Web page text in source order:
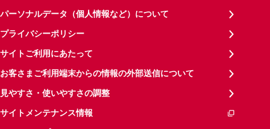
パーソナルデータ（個人情報など）について
プライバシーポリシー
サイトご利用にあたって
お客さまご利用端末からの情報の外部送信について
見やすさ・使いやすさの調整
サイトメンテナンス情報